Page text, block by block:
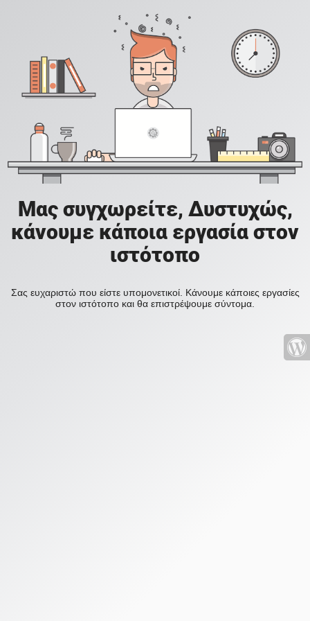
Μας συγχωρείτε, Δυστυχώς,
κάνουμε κάποια εργασία στον
ιστότοπο
Σας ευχαριστώ που είστε υπομονετικοί. Κάνουμε κάποιες εργασίες
στον ιστότοπο και θα επιστρέψουμε σύντομα.